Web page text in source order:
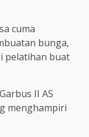
cuma
bunga,
pelatihan buat
II AS
menghampiri